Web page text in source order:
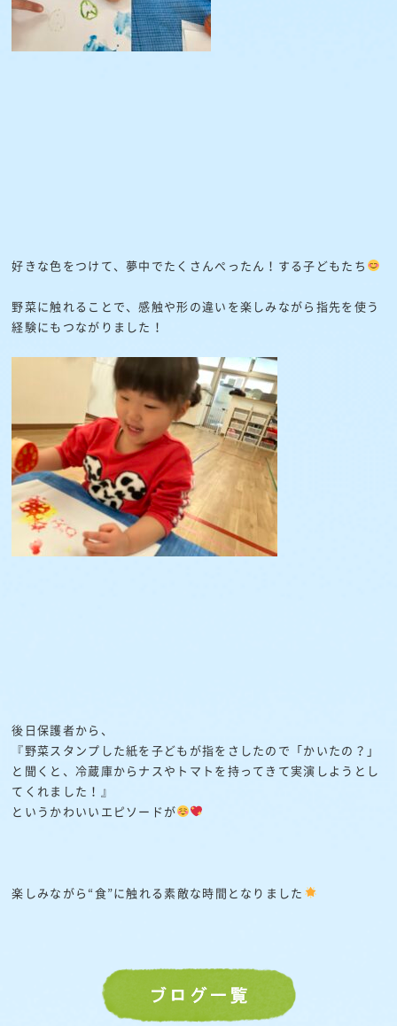
好きな色をつけて、夢中でたくさんぺったん！する子どもたち
野菜に触れることで、感触や形の違いを楽しみながら指先を使う
経験にもつながりました！
後日保護者から、
『野菜スタンプした紙を子どもが指をさしたので「かいたの？」
と聞くと、冷蔵庫からナスやトマトを持ってきて実演しようとし
てくれました！』
というかわいいエピソードが
楽しみながら“食”に触れる素敵な時間となりました